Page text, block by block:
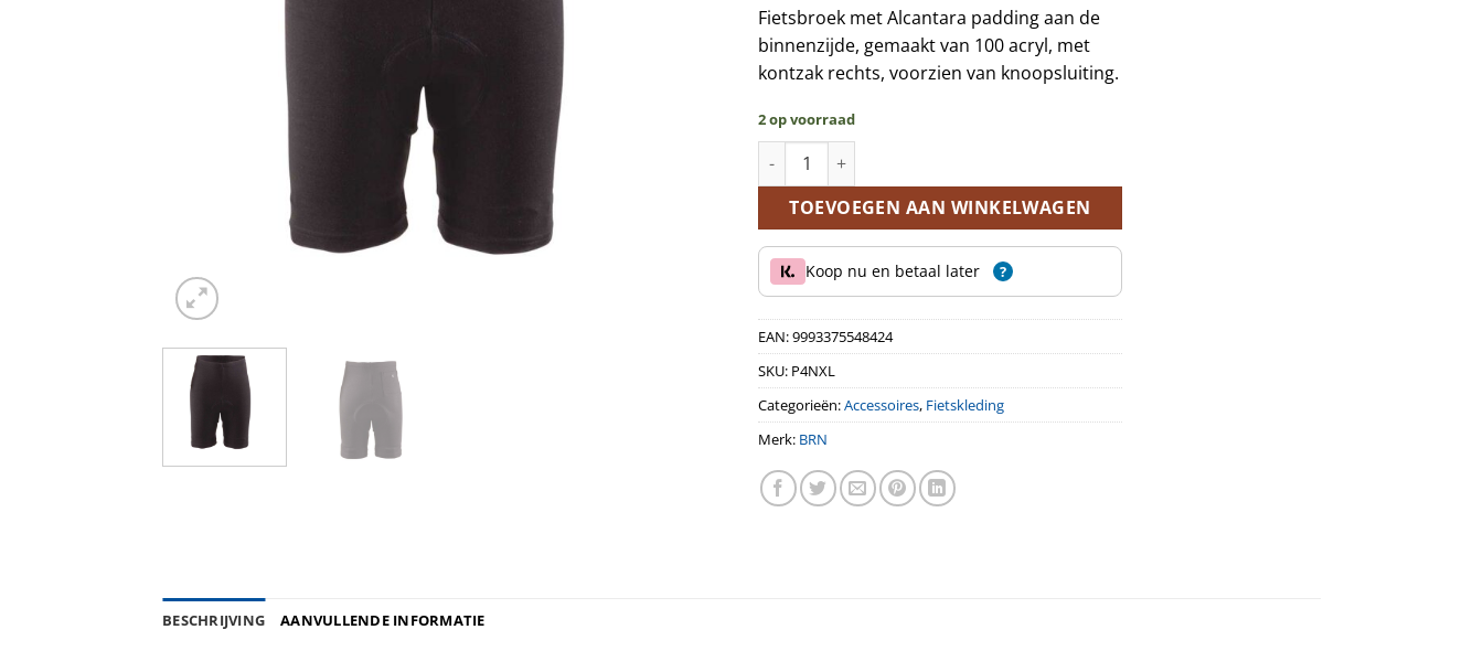
Fietsbroek met Alcantara padding aan de
binnenzijde, gemaakt van 100 acryl, met
kontzak rechts, voorzien van knoopsluiting.
2 op voorraad
BRN Veloce Vintage koersbroek zwart maat XL aantal
TOEVOEGEN AAN WINKELWAGEN
Koop nu en betaal later ?
EAN:9993375548424
SKU: P4NXL
Categorieën:Accessoires, Fietskleding
Merk: BRN
BESCHRIJVING AANVULLENDE INFORMATIE